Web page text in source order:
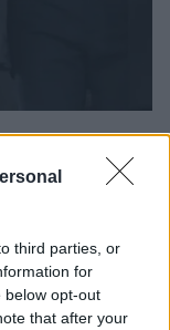
third parties, or
for
below opt-out
that after your